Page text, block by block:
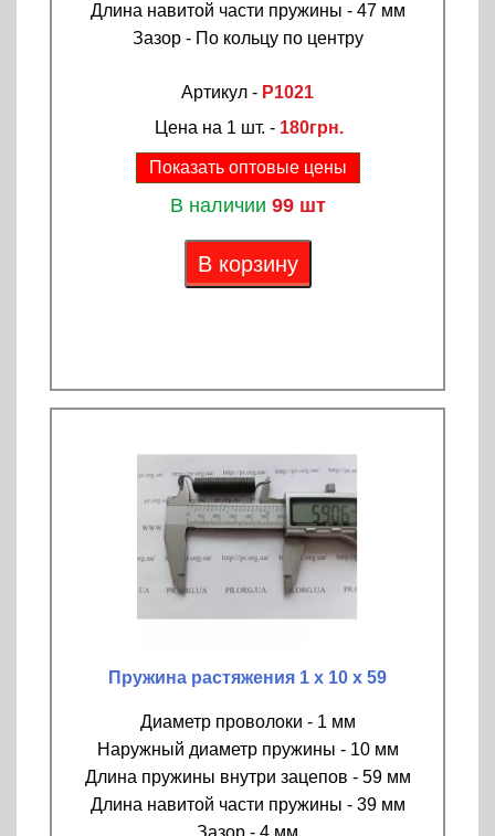
Длина навитой части пружины - 47 мм
Зазор - По кольцу по центру
Артикул - P1021
Цена на 1 шт. - 180грн.
Показать оптовые цены
В наличии 99 шт
В корзину
Пружина растяжения 1 х 10 х 59
Диаметр проволоки - 1 мм
Наружный диаметр пружины - 10 мм
Длина пружины внутри зацепов - 59 мм
Длина навитой части пружины - 39 мм
Зазор - 4 мм